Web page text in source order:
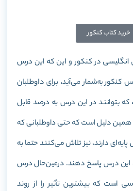
خرید کتاب کنکور
انگلیسی در کنکور و این که این درس
کنکور به‌شمار می‌آید، برای داوطلبان
بتوانند در این درس به درصد قابل
همین دلیل است که حتی داوطلبانی که
دارند، نیز تلاش می‌کنند حتما به
درس پاسخ دهند. درعین‌حال درس
است که بیشترین تأثیر را از روند